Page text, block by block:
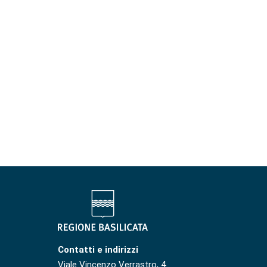
Contatti e indirizzi
Viale Vincenzo Verrastro, 4